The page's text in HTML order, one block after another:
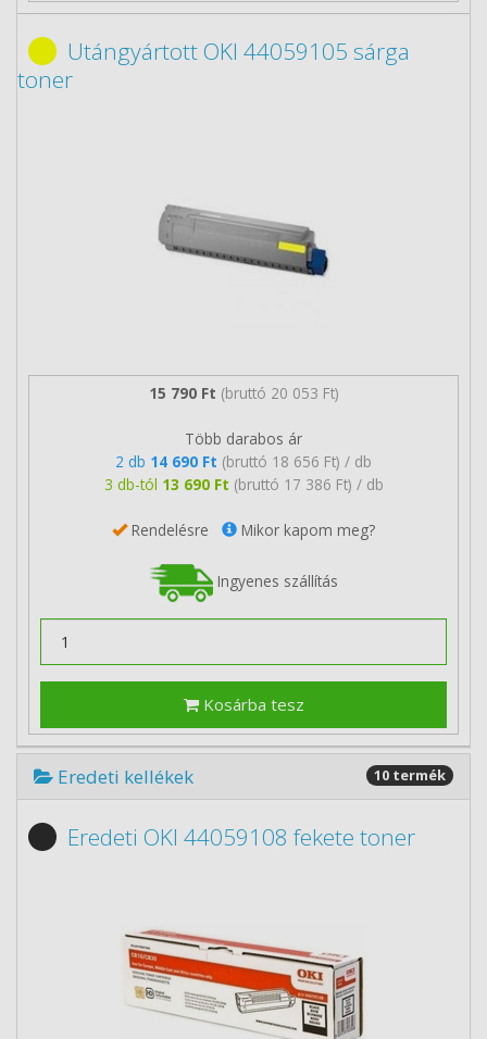
Utángyártott OKI 44059105 sárga
toner
15 790 Ft (bruttó 20 053 Ft)
Több darabos ár
2 db 14 690 Ft (bruttó 18 656 Ft) / db
3 db-tól 13 690 Ft (bruttó 17 386 Ft) / db
Rendelésre Mikor kapom meg?
Ingyenes szállítás
Kosárba tesz
Eredeti kellékek 10 termék
Eredeti OKI 44059108 fekete toner